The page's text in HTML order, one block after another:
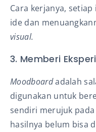
Cara kerjanya,
ide dan
visual.
3. Memberi
Moodboardadalah
digunakan untuk
sendiri merujuk
hasilnya belum bisa